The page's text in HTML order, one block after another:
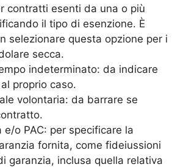
contratti esenti da una o più
il tipo di esenzione. È
selezionare questa opzione per i
secca.
indeterminato: da indicare
proprio caso.
volontaria: da barrare se
e/o PAC: per specificare la
fornita, come fideiussioni
garanzia, inclusa quella relativa